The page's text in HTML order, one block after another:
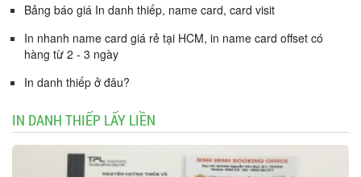
Bảng báo giá In danh thiếp, name card, card visit
In nhanh name card giá rẻ tại HCM, in name card offset có
hàng từ 2 - 3 ngày
In danh thiếp ở đâu?
IN DANH THIẾP LẤY LIỀN